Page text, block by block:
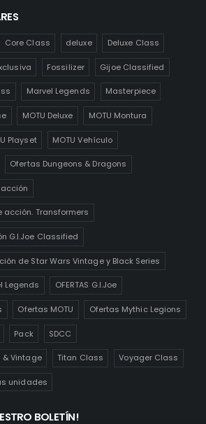
Core Class deluxe Deluxe Class
Fossilizer Gijoe Classified
Marvel Legends Masterpiece
MOTU Deluxe MOTU Montura
Playset MOTU Vehículo
Ofertas Dungeons & Dragons
acción. Transformers
G.I.Joe Classified
de Star Wars Vintage y Black Series
Legends OFERTAS G.I.Joe
Ofertas MOTU Ofertas Mythic Legions
Pack SDCC
& Vintage Titan Class Voyager Class
unidades
BOLETÍN!